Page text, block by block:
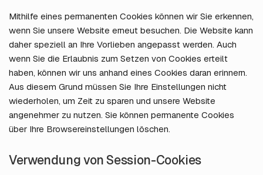
Mithilfe eines permanenten Cookies können wir Sie erkennen,
wenn Sie unsere Website erneut besuchen. Die Website kann
daher speziell an Ihre Vorlieben angepasst werden. Auch
wenn Sie die Erlaubnis zum Setzen von Cookies erteilt
haben, können wir uns anhand eines Cookies daran erinnern.
Aus diesem Grund müssen Sie Ihre Einstellungen nicht
wiederholen, um Zeit zu sparen und unsere Website
angenehmer zu nutzen. Sie können permanente Cookies
über Ihre Browsereinstellungen löschen.
Verwendung von Session-Cookies